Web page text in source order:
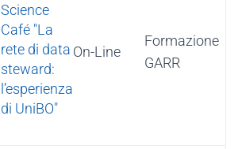
Science
Café "La
rete di data
steward:
l’esperienza
di UniBO"
On-Line
Formazione
GARR